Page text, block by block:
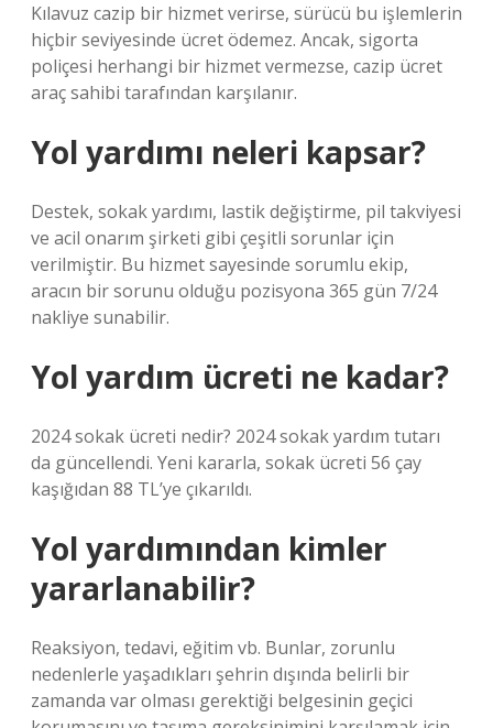
Kılavuz cazip bir hizmet verirse, sürücü bu işlemlerin
hiçbir seviyesinde ücret ödemez. Ancak, sigorta
poliçesi herhangi bir hizmet vermezse, cazip ücret
araç sahibi tarafından karşılanır.
Yol yardımı neleri kapsar?
Destek, sokak yardımı, lastik değiştirme, pil takviyesi
ve acil onarım şirketi gibi çeşitli sorunlar için
verilmiştir. Bu hizmet sayesinde sorumlu ekip,
aracın bir sorunu olduğu pozisyona 365 gün 7/24
nakliye sunabilir.
Yol yardım ücreti ne kadar?
2024 sokak ücreti nedir? 2024 sokak yardım tutarı
da güncellendi. Yeni kararla, sokak ücreti 56 çay
kaşığıdan 88 TL’ye çıkarıldı.
Yol yardımından kimler
yararlanabilir?
Reaksiyon, tedavi, eğitim vb. Bunlar, zorunlu
nedenlerle yaşadıkları şehrin dışında belirli bir
zamanda var olması gerektiği belgesinin geçici